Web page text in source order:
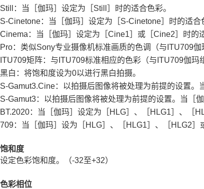
Still：当
［伽玛］ 设定为 ［Still］
时的适合色彩。
S-Cinetone：当
［伽玛］ 设定为 ［S-Cinetone］
时的适合
Cinema：当
［伽玛］ 设定为 ［Cine1］ 或 ［Cine2］
时的
Pro：类似Sony专业摄像机标准画质的色调（与ITU709伽
ITU709矩阵：与ITU709标准相应的色彩（与ITU709伽玛
黑白：将饱和度设为0以进行黑白拍摄。
S-Gamut3.Cine：以拍摄后图像将被处理为前提的设置。
S-Gamut3：以拍摄后图像将被处理为前提的设置。当 ［
BT.2020：当 ［伽玛］ 设定为 ［HLG］ 、 ［HLG1］ 、 ［
709：当 ［伽玛］ 设为 ［HLG］ 、 ［HLG1］ 、 ［HLG2］
饱和度
设定色彩饱和度。（-32至+32）
色彩相位